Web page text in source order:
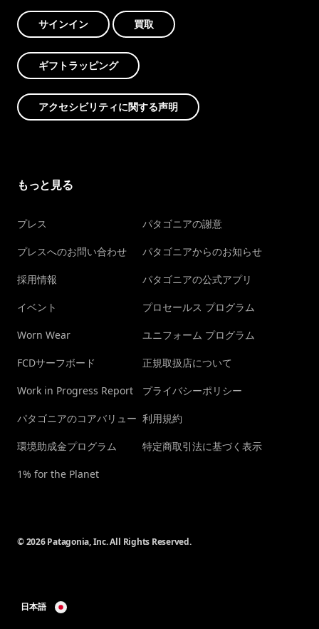
サインイン 買取
ギフトラッピング
アクセシビリティに関する声明
もっと見る
プレス
プレスへのお問い合わせ
採用情報
イベント
Worn Wear
FCDサーフボード
Work in Progress Report
パタゴニアのコアバリュー
環境助成金プログラム
1% for the Planet
パタゴニアの謝意
パタゴニアからのお知らせ
パタゴニアの公式アプリ
プロセールス プログラム
ユニフォーム プログラム
正規取扱店について
プライバシーポリシー
利用規約
特定商取引法に基づく表示
© 2026 Patagonia, Inc. All Rights Reserved.
日本語